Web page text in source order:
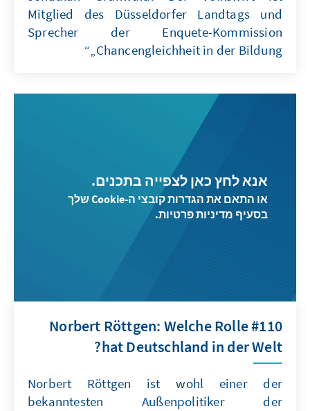
Mitglied des Düsseldorfer Landtags und
Sprecher der Enquete-Kommission
„Chancengleichheit in der Bildung“
אנא לחץ כאן לצפייה בתכנים.
או התאם את הגדרות קובצי ה-Cookie שלך
בסעיף מדיניות פרטיות.
#110 Norbert Röttgen: Welche Rolle
hat Deutschland in der Welt?
Norbert Röttgen ist wohl einer der
bekanntesten Außenpolitiker der